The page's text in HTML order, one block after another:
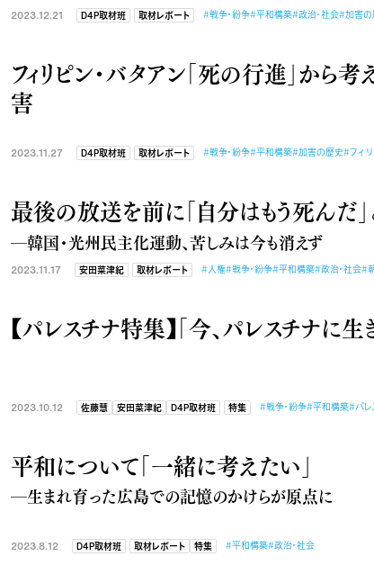
2023.12.21 D4P取材班 取材レポート #戦争・紛争#平和構築#政治・社会#加害の
フィリピン・バタアン「死の行進」から
害
2023.11.27 D4P取材班 取材レポート #戦争・紛争#平和構築#加害の歴史#フィ
最後の放送を前に「自分はもう死んだ
―韓国・光州民主化運動、苦しみは今も消えず
2023.11.17 安田菜津紀 取材レポート #人権#戦争・紛争#平和構築#政治・社会#
【パレスチナ特集】「今、パレスチナに生
2023.10.12 佐藤慧 安田菜津紀 D4P取材班 特集 #戦争・紛争#平和構築#パレ
平和について「一緒に考えたい」
―生まれ育った広島での記憶のかけらが原点に
2023.8.12 D4P取材班 取材レポート 特集 #平和構築#政治・社会